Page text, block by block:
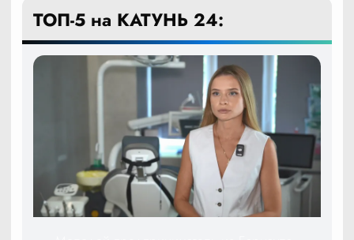
ТОП-5 на КАТУНЬ 24: